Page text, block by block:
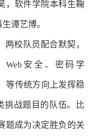
，软件学院本科生鞠
谭艺博。
校队员配合默契，
Web安全、密码学
等传统方向上发挥稳
挑战题目的队伍。比
题成为决定胜负的关